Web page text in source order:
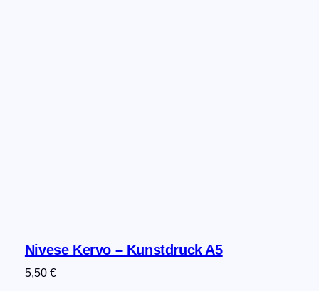
Nivese Kervo – Kunstdruck A5
5,50 €